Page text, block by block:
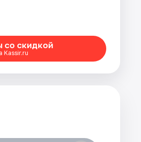
со скидкой
Kassir.ru